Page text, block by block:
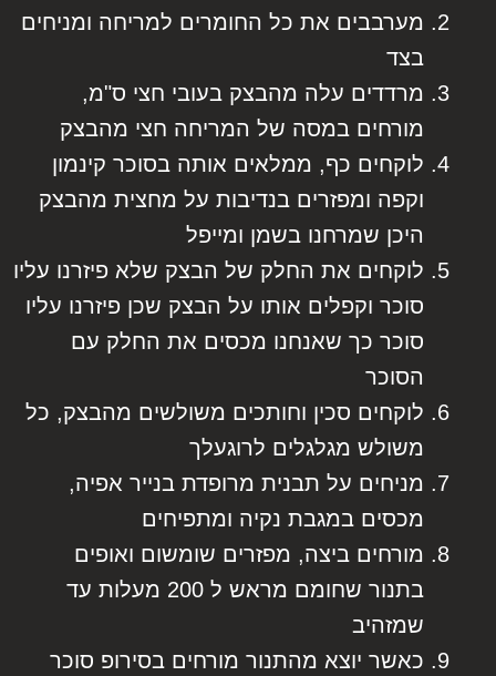
מערבבים את כל החומרים למריחה ומניחים
בצד
מרדדים עלה מהבצק בעובי חצי ס"מ,
מורחים במסה של המריחה חצי מהבצק
לוקחים כף, ממלאים אותה בסוכר קינמון
וקפה ומפזרים בנדיבות על מחצית מהבצק
היכן שמרחנו בשמן ומייפל
לוקחים את החלק של הבצק שלא פיזרנו עליו
סוכר וקפלים אותו על הבצק שכן פיזרנו עליו
סוכר כך שאנחנו מכסים את החלק עם
הסוכר
לוקחים סכין וחותכים משולשים מהבצק, כל
משולש מגלגלים לרוגעלך
מניחים על תבנית מרופדת בנייר אפיה,
מכסים במגבת נקיה ומתפיחים
מורחים ביצה, מפזרים שומשום ואופים
בתנור שחומם מראש ל 200 מעלות עד
שמזהיב
כאשר יוצא מהתנור מורחים בסירופ סוכר